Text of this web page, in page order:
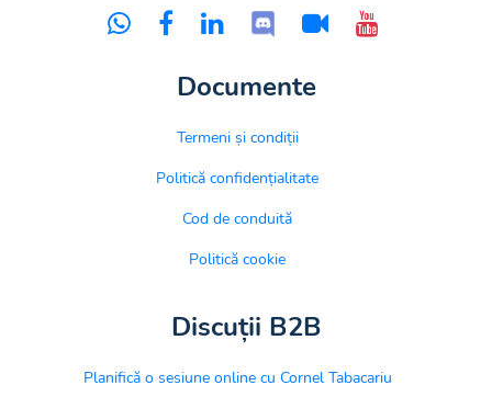
Documente
Termeni și condiții
Politică confidențialitate
Cod de conduită
Politică cookie
Discuții B2B
Planifică o sesiune online cu Cornel Tabacariu